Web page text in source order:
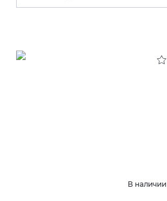
В наличии